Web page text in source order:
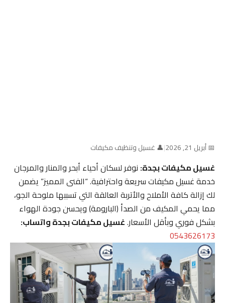
📅 أبريل 21, 2026 |👤 غسيل وتنظيف مكيفات
غسيل مكيفات بجدة:نوفر لسكان أحياء أبحر والمنار والمرجان
خدمة غسيل مكيفات سريعة واحترافية. “الفنى المميز” يضمن
لك إزالة كافة الأملاح والأتربة العالقة التي تسببها ملوحة الجو،
مما يحمي المكيف من الصدأ (البارومة) ويحسن جودة الهواء
بشكل فوري وبأقل الأسعار.غسيل مكيفات بجدة واتساب:
0543626173